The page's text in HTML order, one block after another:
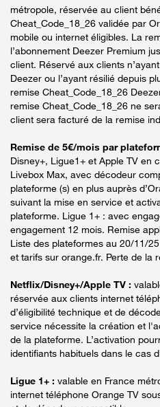
métropole, réservée au client
Cheat_Code_18_26 validée par
mobile ou internet éligibles. La
l’abonnement Deezer Premium
client. Réservé aux clients
Deezer ou l’ayant résilié depuis
remise Cheat_Code_18_26
remise Cheat_Code_18_26 ne
client sera facturé de la remise
Remise de 5€/mois par
Disney+, Ligue1+ et Apple TV en
Livebox Max, avec décodeur
plateforme (s) en plus auprès
suivant la mise en service et
plateforme. Ligue 1+ : avec
engagement 12 mois. Remise
Liste des plateformes au 20/11/
et tarifs sur orange.fr. Perte de la
Netflix/Disney+/Apple TV :
réservée aux clients internet
d’éligibilité technique et de
service nécessite la création et
de la plateforme. L’activation
identifiants habituels dans le cas
Ligue 1+ : valable en France
internet téléphone Orange TV